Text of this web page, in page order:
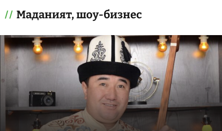
Маданият, шоу-бизнес